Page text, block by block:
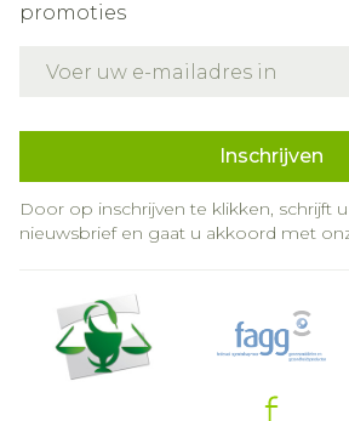
promoties
Inschrijven
Door op inschrijven te klikken, schrijft
nieuwsbrief en gaat u akkoord met